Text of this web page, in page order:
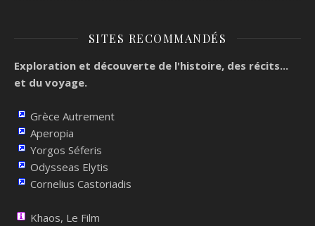
SITES RECOMMANDÉS
Exploration et découverte de l'histoire, des récits...
et du voyage.
Grèce Autrement
Aperopia
Yorgos Séferis
Odysseas Elytis
Cornelius Castoriadis
Khaos, Le Film